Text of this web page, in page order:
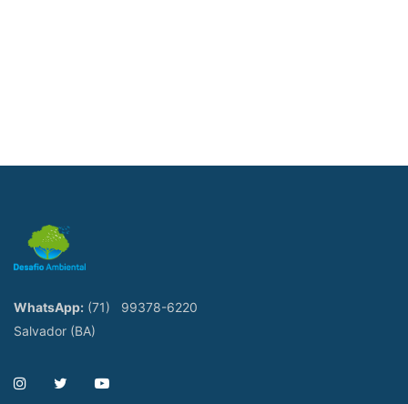
WhatsApp: (71)
99378-6220
Salvador (BA)